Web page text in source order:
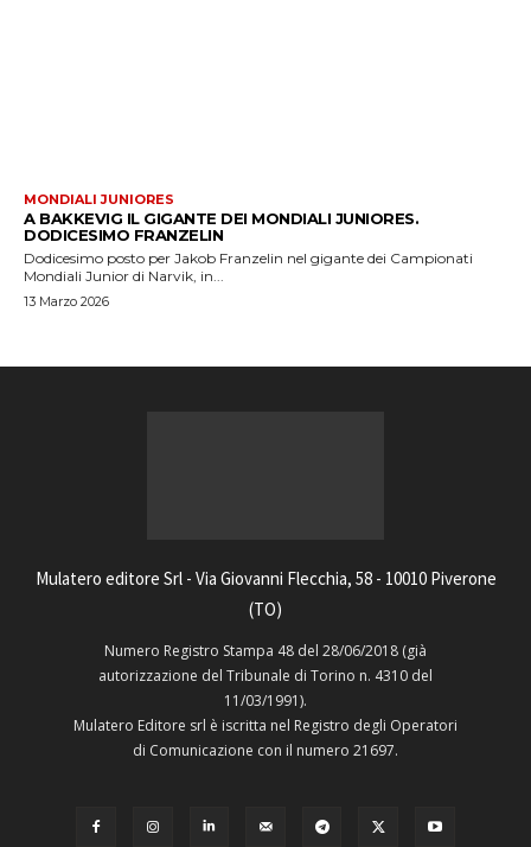
MONDIALI JUNIORES
A BAKKEVIG IL GIGANTE DEI MONDIALI JUNIORES.
DODICESIMO FRANZELIN
Dodicesimo posto per Jakob Franzelin nel gigante dei Campionati
Mondiali Junior di Narvik, in...
13 Marzo 2026
Mulatero editore Srl - Via Giovanni Flecchia, 58 - 10010 Piverone
(TO)
Numero Registro Stampa 48 del 28/06/2018 (già
autorizzazione del Tribunale di Torino n. 4310 del
11/03/1991).
Mulatero Editore srl è iscritta nel Registro degli Operatori
di Comunicazione con il numero 21697.